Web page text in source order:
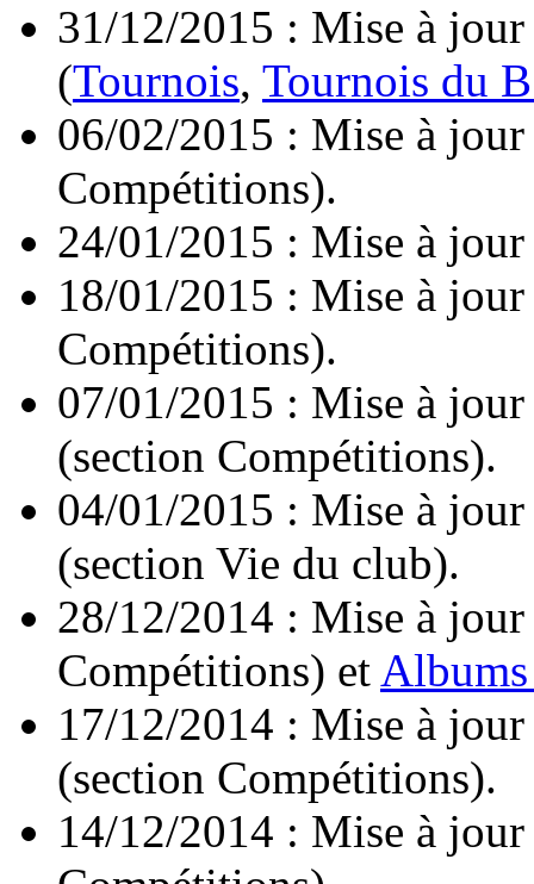
31/12/2015 : Mise à
(Tournois, Tournois du
06/02/2015 : Mise à
Compétitions).
24/01/2015 : Mise à
18/01/2015 : Mise à
Compétitions).
07/01/2015 : Mise à
(section Compétitions).
04/01/2015 : Mise à
(section Vie du club).
28/12/2014 : Mise à jour
Compétitions) et
17/12/2014 : Mise à
(section Compétitions).
14/12/2014 : Mise à